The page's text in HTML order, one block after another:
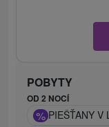
POBYTY
OD 2 NOCÍ
% PIEŠŤANY V